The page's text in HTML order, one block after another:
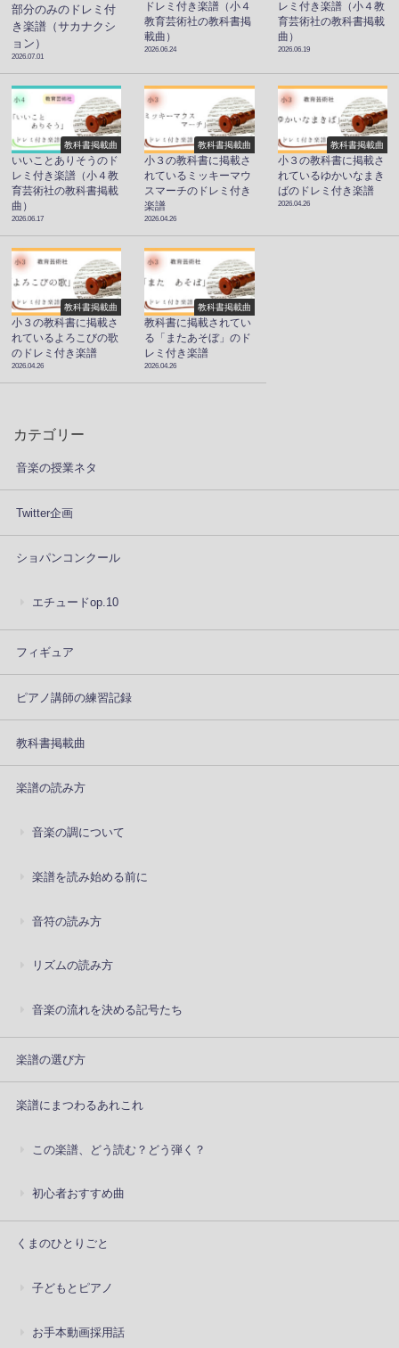
部分のみのドレミ付
き楽譜（サカナクシ
ョン）
2026.07.01
ドレミ付き楽譜（小４
教育芸術社の教科書掲
載曲）
2026.06.24
レミ付き楽譜（小４教
育芸術社の教科書掲載
曲）
2026.06.19
教科書掲載曲
いいことありそうのド
レミ付き楽譜（小４教
育芸術社の教科書掲載
曲）
2026.06.17
教科書掲載曲
小３の教科書に掲載さ
れているミッキーマウ
スマーチのドレミ付き
楽譜
2026.04.26
教科書掲載曲
小３の教科書に掲載さ
れているゆかいなまき
ばのドレミ付き楽譜
2026.04.26
教科書掲載曲
小３の教科書に掲載さ
れているよろこびの歌
のドレミ付き楽譜
2026.04.26
教科書掲載曲
教科書に掲載されてい
る「またあそぼ」のド
レミ付き楽譜
2026.04.26
カテゴリー
音楽の授業ネタ
Twitter企画
ショパンコンクール
エチュードop.10
フィギュア
ピアノ講師の練習記録
教科書掲載曲
楽譜の読み方
音楽の調について
楽譜を読み始める前に
音符の読み方
リズムの読み方
音楽の流れを決める記号たち
楽譜の選び方
楽譜にまつわるあれこれ
この楽譜、どう読む？どう弾く？
初心者おすすめ曲
くまのひとりごと
子どもとピアノ
お手本動画採用話